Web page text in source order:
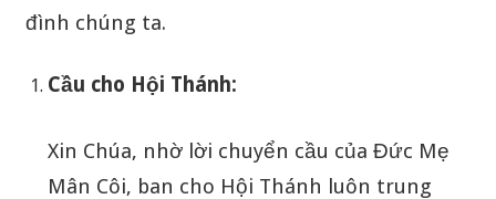
đình chúng ta.
Cầu cho Hội Thánh:
Xin Chúa, nhờ lời chuyển cầu của Đức Mẹ
Mân Côi, ban cho Hội Thánh luôn trung